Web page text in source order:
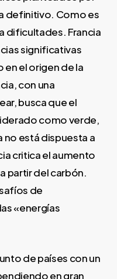
definitivo. Como es
dificultades. Francia
significativas
el origen de la
con una
busca que el
como verde,
no está dispuesta a
critica el aumento
partir del carbón.
de
«energías
de países con un
en gran